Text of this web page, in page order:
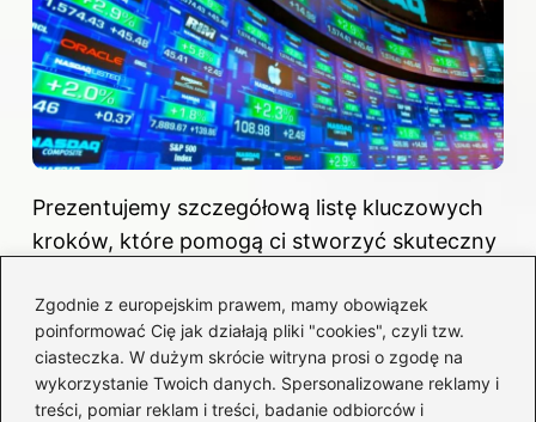
Zgodnie z europejskim prawem, mamy obowiązek
poinformować Cię jak działają pliki "cookies", czyli tzw.
ciasteczka. W dużym skrócie witryna prosi o zgodę na
wykorzystanie Twoich danych. Spersonalizowane reklamy i
treści, pomiar reklam i treści, badanie odbiorców i
Prezentujemy szczegółową listę kluczowych
kroków, które pomogą ci stworzyć skuteczny
Każdy z wymienionych punktów ma
znaczenie dla osiągnięcia sukcesu
inwestycyjnego oraz minimalizacji ryzyka. Te
zasady stanowią solidną podstawę do